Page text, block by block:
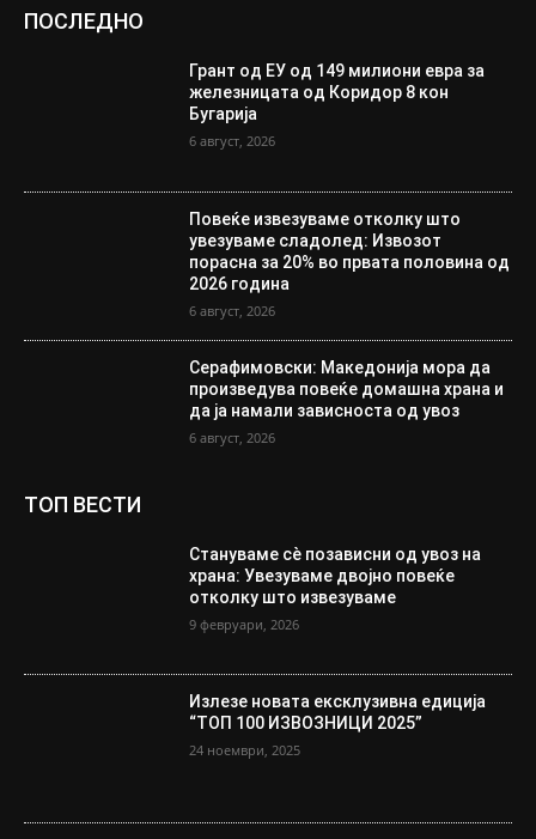
ПОСЛЕДНО
Грант од ЕУ од 149 милиони евра за
железницата од Коридор 8 кон
Бугарија
6 август, 2026
Повеќе извезуваме отколку што
увезуваме сладолед: Извозот
порасна за 20% во првата половина од
2026 година
6 август, 2026
Серафимовски: Македонија мора да
произведува повеќе домашна храна и
да ја намали зависноста од увоз
6 август, 2026
ТОП ВЕСТИ
Стануваме сè позависни од увоз на
храна: Увезуваме двојно повеќе
отколку што извезуваме
9 февруари, 2026
Излезе новата ексклузивна едиција
“ТОП 100 ИЗВОЗНИЦИ 2025”
24 ноември, 2025